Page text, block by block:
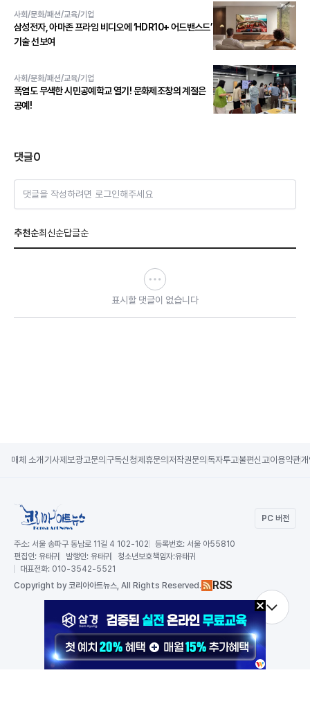
사회/문화/패션/교육/기업
삼성전자, 아마존 프라임 비디오에 ‘HDR10+ 어드밴스드’
기술 선보여
사회/문화/패션/교육/기업
폭염도 무색한 시민공예학교 열기! 문화제조창의 계절은
공예!
댓글0
댓글을 작성하려면 로그인해주세요
추천순최신순답글순
표시할 댓글이 없습니다
매체 소개 기사제보광고문의 구독신청제휴문의 저작권문의 독자투고불편신고이용약관
PC 버전
주소: 서울 송파구 동남로 11길 4 102-102 등록번호: 서울 아55810
편집인: 유태귀 발행인: 유태귀 청소년보호책임자:유태귀
대표전화: 010-3542-5521
Copyright by 코리아아트뉴스, All Rights Reserved. RSS